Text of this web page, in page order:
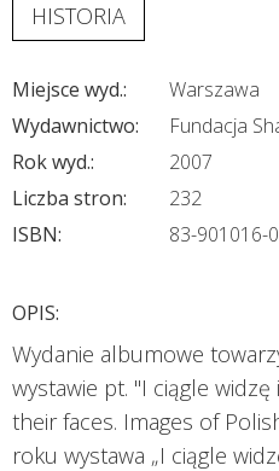
HISTORIA
Miejsce wyd.:
Warszawa
Wydawnictwo:
Fundacja
Rok wyd.:
2007
Liczba stron:
232
ISBN:
83-901016-
OPIS:
Wydanie albumowe
wystawie pt. "I ciągle
their faces. Images of
roku wystawa „I ciągle